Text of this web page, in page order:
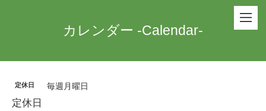
カレンダー -Calendar-
定休日 毎週月曜日
定休日